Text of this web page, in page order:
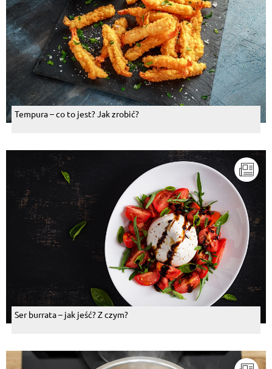
Tempura – co to jest? Jak zrobić?
Ser burrata – jak jeść? Z czym?